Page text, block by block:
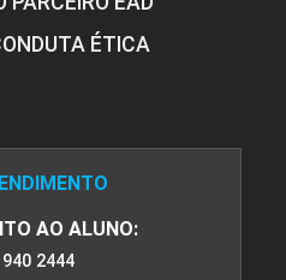
ÉTICA
AO ALUNO:
2444